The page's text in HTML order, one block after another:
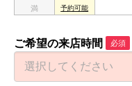
ご希望の来店時間 必須